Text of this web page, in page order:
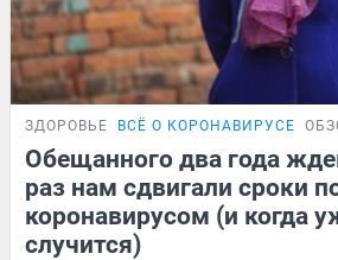
ЗДОРОВЬЕ ВСЁ О КОРОНАВИРУСЕ
Обещанного два года
раз нам сдвигали сроки
коронавирусом (и когда
случится)